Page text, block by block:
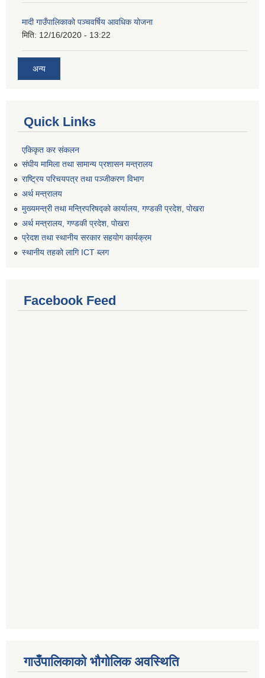
मादी गाउँपालिकाको पञ्चवर्षिय आवधिक योजना
मिति: 12/16/2020 - 13:22
अन्य
Quick Links
एकिकृत कर संकलन
संघीय मामिला तथा सामान्य प्रशासन मन्त्रालय
राष्ट्रिय परिचयपत्र तथा पञ्जीकरण विभाग
अर्थ मन्त्रालय
मुख्यमन्त्री तथा मन्त्रिपरिषद्को कार्यालय, गण्डकी प्रदेश, पोखरा
अर्थ मन्त्रालय, गण्डकी प्रदेश, पोखरा
प्रेदश तथा स्थानीय सरकार सहयोग कार्यक्रम
स्थानीय तहको लागि ICT ब्लग
Facebook Feed
गाउँपालिकाको भौगोलिक अवस्थिति